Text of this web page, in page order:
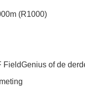
(R1000)
of de